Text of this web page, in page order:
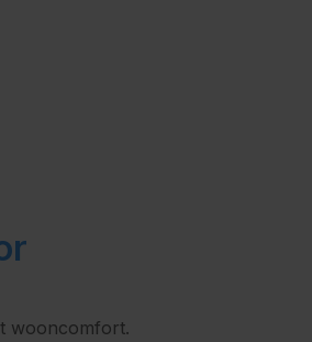
wooncomfort.